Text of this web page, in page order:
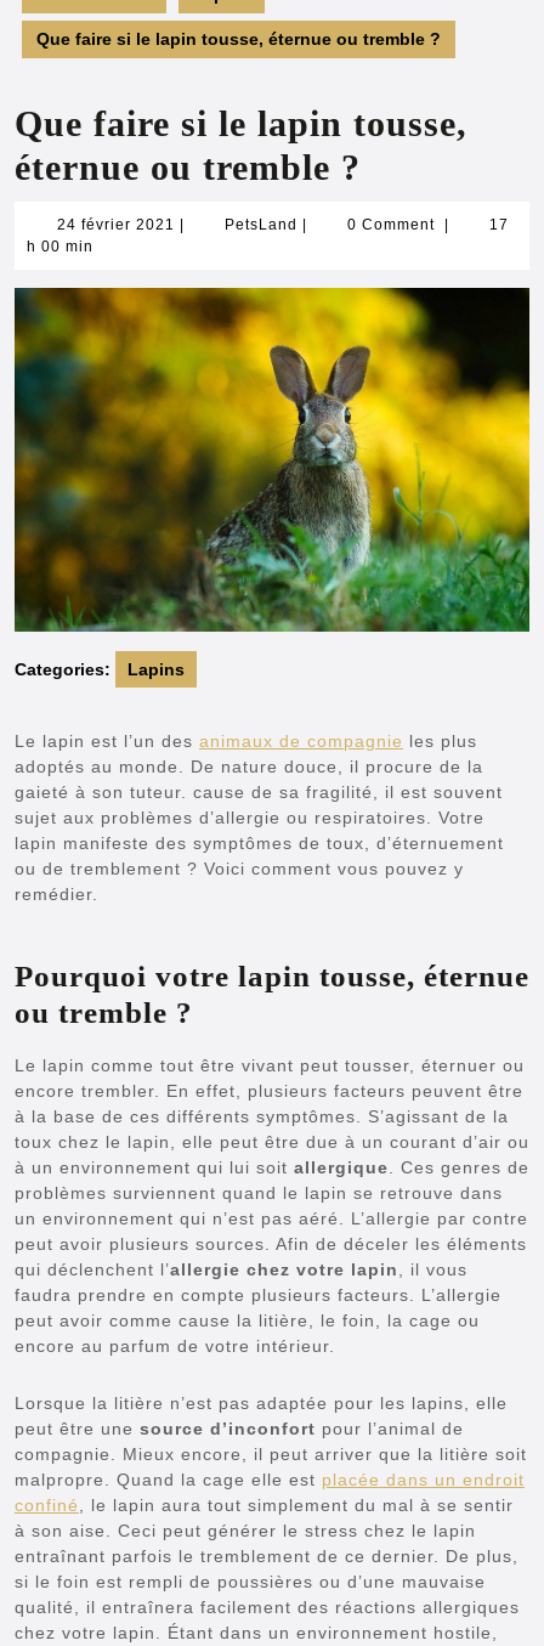
Que faire si le lapin tousse, éternue ou tremble ?
Que faire si le lapin tousse,
éternue ou tremble ?
24 février 2021 24
PetsLand PetsLand0 Comment
17
h 00 min
Categories: Lapins
Le lapin est l’un des animaux de compagnie les plus
adoptés au monde. De nature douce, il procure de la
gaieté à son tuteur. cause de sa fragilité, il est souvent
sujet aux problèmes d’allergie ou respiratoires. Votre
lapin manifeste des symptômes de toux, d’éternuement
ou de tremblement ? Voici comment vous pouvez y
remédier.
Pourquoi votre lapin tousse, éternue
ou tremble ?
Le lapin comme tout être vivant peut tousser, éternuer ou
encore trembler. En effet, plusieurs facteurs peuvent être
à la base de ces différents symptômes. S’agissant de la
toux chez le lapin, elle peut être due à un courant d’air ou
à un environnement qui lui soit allergique . Ces genres de
problèmes surviennent quand le lapin se retrouve dans
un environnement qui n’est pas aéré. L’allergie par contre
peut avoir plusieurs sources. Afin de déceler les éléments
qui déclenchent l’allergie chez votre lapin
, il vous
faudra prendre en compte plusieurs facteurs. L’allergie
peut avoir comme cause la litière, le foin, la cage ou
encore au parfum de votre intérieur.
Lorsque la litière n’est pas adaptée pour les lapins, elle
peut être une source d’inconfort pour l’animal de
compagnie. Mieux encore, il peut arriver que la litière soit
malpropre. Quand la cage elle est placée dans un endroit
confiné
, le lapin aura tout simplement du mal à se sentir
à son aise. Ceci peut générer le stress chez le lapin
entraînant parfois le tremblement de ce dernier. De plus,
si le foin est rempli de poussières ou d’une mauvaise
qualité, il entraînera facilement des réactions allergiques
chez votre lapin. Étant dans un environnement hostile,